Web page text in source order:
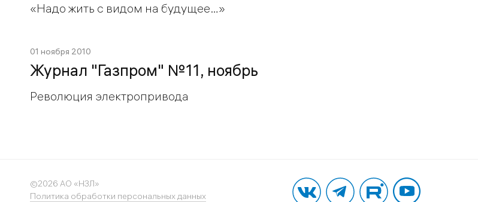
«Надо жить с видом на будущее…»
01 ноября 2010
Журнал "Газпром" №11, ноябрь
Революция электропривода
©2026 АО «НЗЛ»
Политика обработки персональных данных